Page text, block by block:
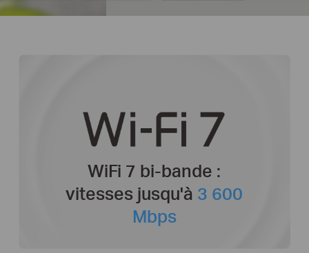
WiFi 7 bi-bande :
vitesses jusqu'à 3 600
Mbps